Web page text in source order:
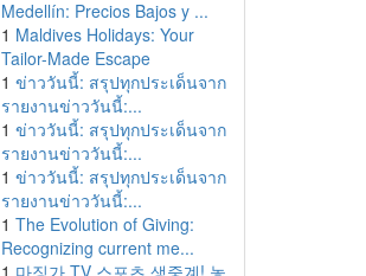
Medellín: Precios Bajos y ...
1 Maldives Holidays: Your
Tailor-Made Escape
1 ข่าววันนี้: สรุปทุกประเด็นจาก
รายงานข่าววันนี้:...
1 ข่าววันนี้: สรุปทุกประเด็นจาก
รายงานข่าววันนี้:...
1 ข่าววันนี้: สรุปทุกประเด็นจาก
รายงานข่าววันนี้:...
1 The Evolution of Giving:
Recognizing current me...
1 마징가 TV 스포츠 생중계! 놓